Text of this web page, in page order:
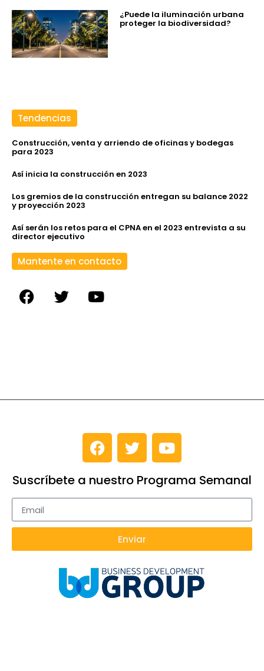
¿Puede la iluminación urbana
proteger la biodiversidad?
Tendencias
Construcción, venta y arriendo de oficinas y bodegas
para 2023
Así inicia la construcción en 2023
Los gremios de la construcción entregan su balance 2022
y proyección 2023
Así serán los retos para el CPNA en el 2023 entrevista a su
director ejecutivo
Mantente en contacto
Suscríbete a nuestro Programa Semanal
Enviar